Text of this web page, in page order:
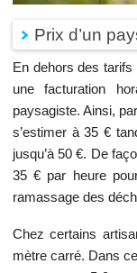
Prix d’un
En dehors des
une facturation
paysagiste. Ainsi,
s’estimer à 35 €
jusqu’à 50 €. De
35 € par heure
ramassage des
Chez certains
mètre carré. Dans